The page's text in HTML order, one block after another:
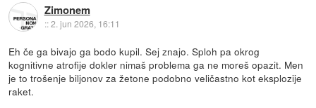
Zimonem
::2. jun 2026, 16:11
Eh če ga bivajo ga bodo kupil. Sej znajo. Sploh pa okrog
kognitivne atrofije dokler nimaš problema ga ne moreš opazit. Men
je to trošenje biljonov za žetone podobno veličastno kot eksplozije
raket.